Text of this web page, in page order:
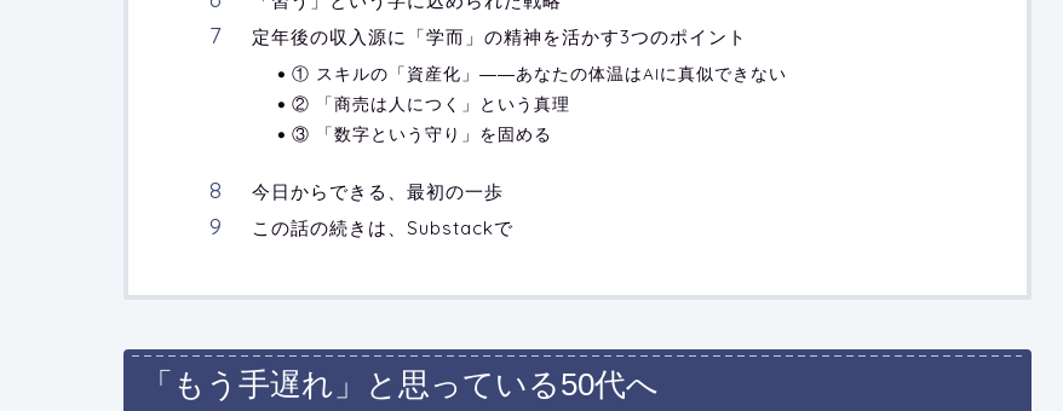
定年後の収入源に「学而」の精神を活かす3つのポイント
① スキルの「資産化」――あなたの体温はAIに真似できない
② 「商売は人につく」という真理
③ 「数字という守り」を固める
今日からできる、最初の一歩
この話の続きは、Substackで
「もう手遅れ」と思っている50代へ